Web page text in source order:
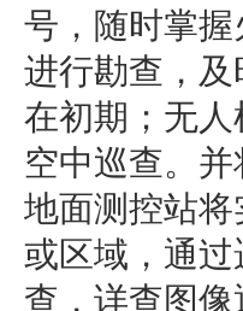
号，随时掌
进行勘查，
在初期；无
空中巡查。
地面测控站
或区域，通
查，详查图